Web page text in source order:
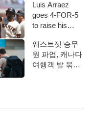
TV (Yon…
Luis Arraez
goes 4-FOR-5
to raise his
웨스트젯 승무
원 파업, 캐나다
여행객 발 묶였